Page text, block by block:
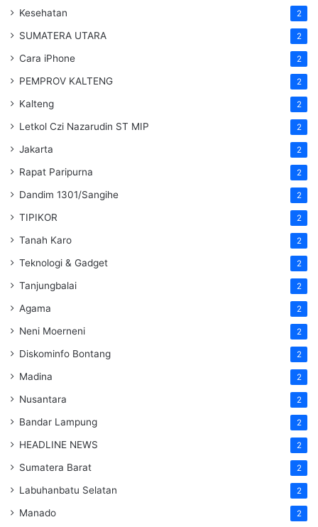
Kesehatan 2
SUMATERA UTARA 2
Cara iPhone 2
PEMPROV KALTENG 2
Kalteng 2
Letkol Czi Nazarudin ST MIP 2
Jakarta 2
Rapat Paripurna 2
Dandim 1301/Sangihe 2
TIPIKOR 2
Tanah Karo 2
Teknologi & Gadget 2
Tanjungbalai 2
Agama 2
Neni Moerneni 2
Diskominfo Bontang 2
Madina 2
Nusantara 2
Bandar Lampung 2
HEADLINE NEWS 2
Sumatera Barat 2
Labuhanbatu Selatan 2
Manado 2